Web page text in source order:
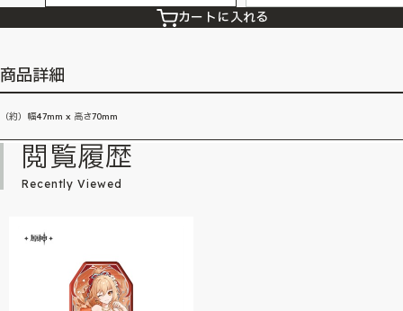
カートに入れる
商品詳細
（約）幅47mm x 高さ70mm
閲覧履歴
Recently Viewed